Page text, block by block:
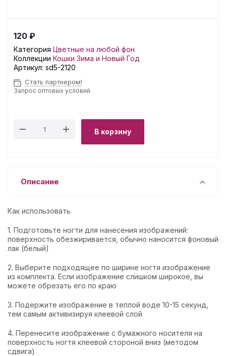
120 ₽
Категория Цветные на любой фон
Коллекции Кошки Зима и Новый Год
Артикул: sd5-2120
Стать партнером!
Запрос оптовых условий
В корзину
Описание
Как использовать
1. Подготовьте ногти для нанесения изображений:
поверхность обезжиривается, обычно наносится фоновый
лак (белый)
2. Выберите подходящее по ширине ногтя изображение
из комплекта. Если изображение слишком широкое, вы
можете обрезать его по краю
3. Подержите изображение в теплой воде 10-15 секунд,
тем самым активизируя клеевой слой
4. Перенесите изображение с бумажного носителя на
поверхность ногтя клеевой стороной вниз (методом
сдвига)